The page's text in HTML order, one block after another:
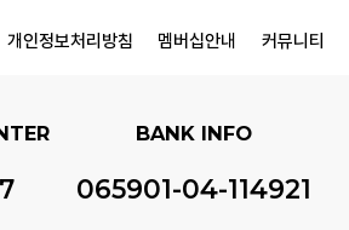
개인정보처리방침 멤버십안내 커뮤니티
BANK INFO
065901-04-114921